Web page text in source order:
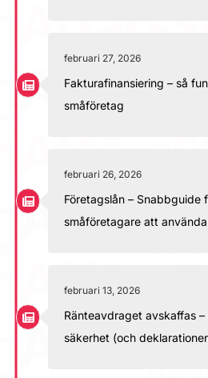
februari 27, 2026
Fakturafinansiering – så
småföretag
februari 26, 2026
Företagslån – Snabbguide
småföretagare att
februari 13, 2026
Ränteavdraget avskaffas
säkerhet (och